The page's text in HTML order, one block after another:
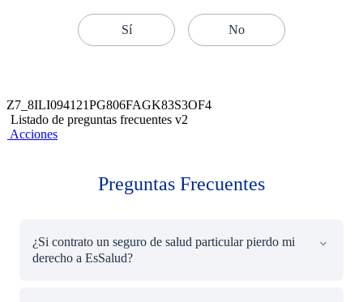
Sí No
Z7_8ILI094121PG806FAGK83S3OF4
Listado de preguntas frecuentes v2
Acciones
Preguntas Frecuentes
¿Si contrato un seguro de salud particular pierdo mi
derecho a EsSalud?